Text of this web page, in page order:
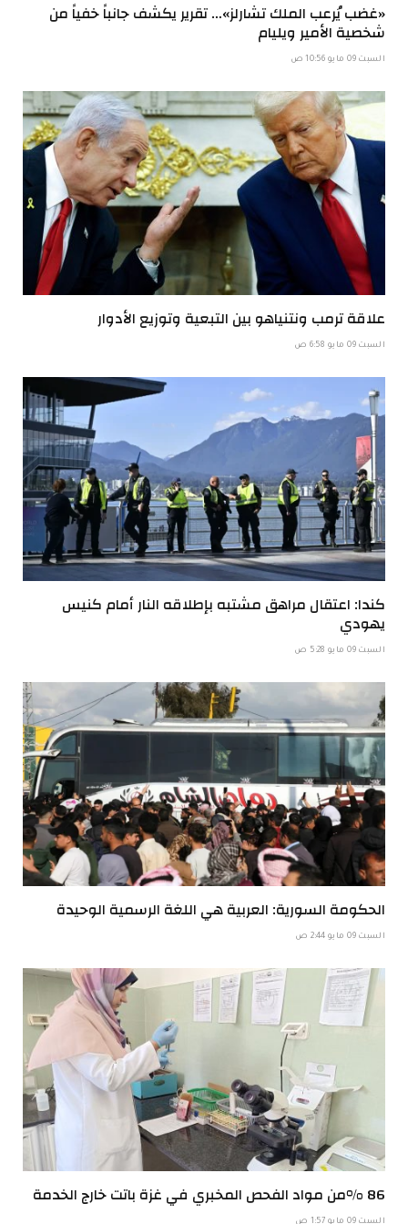
«غضب يُرعب الملك تشارلز»… تقرير يكشف جانباً خفياً من
شخصية الأمير ويليام
السبت 09 مايو 10:56 ص
علاقة ترمب ونتنياهو بين التبعية وتوزيع الأدوار
السبت 09 مايو 6:58 ص
كندا: اعتقال مراهق مشتبه بإطلاقه النار أمام كنيس
يهودي
السبت 09 مايو 5:28 ص
الحكومة السورية: العربية هي اللغة الرسمية الوحيدة
السبت 09 مايو 2:44 ص
86 %من مواد الفحص المخبري في غزة باتت خارج الخدمة